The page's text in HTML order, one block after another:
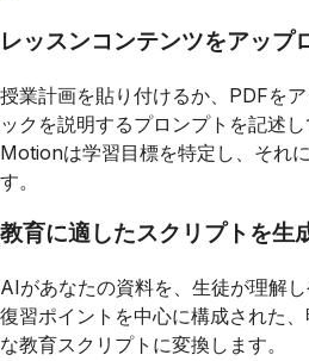
レッスンコンテンツをアップ
授業計画を貼り付けるか、PDFを
ックを説明するプロンプトを記述
Motionは学習目標を特定し、それ
す。
教育に適したスクリプトを生
AIがあなたの資料を、生徒が理解し
復習ポイントを中心に構成された
な教育スクリプトに変換します。